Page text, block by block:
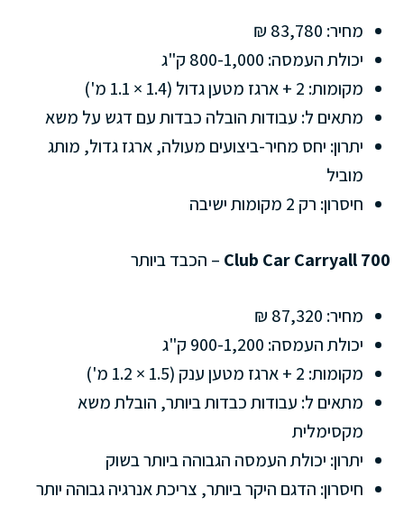
מחיר: 83,780 ₪
יכולת העמסה: 800-1,000 ק"ג
מקומות: 2 + ארגז מטען גדול (1.4 × 1.1 מ')
מתאים ל: עבודות הובלה כבדות עם דגש על משא
יתרון: יחס מחיר-ביצועים מעולה, ארגז גדול, מותג
מוביל
חיסרון: רק 2 מקומות ישיבה
Club Car Carryall 700 – הכבד ביותר
מחיר: 87,320 ₪
יכולת העמסה: 900-1,200 ק"ג
מקומות: 2 + ארגז מטען ענק (1.5 × 1.2 מ')
מתאים ל: עבודות כבדות ביותר, הובלת משא
מקסימלית
יתרון: יכולת העמסה הגבוהה ביותר בשוק
חיסרון: הדגם היקר ביותר, צריכת אנרגיה גבוהה יותר